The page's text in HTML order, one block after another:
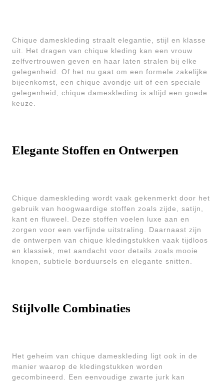
Chique dameskleding straalt elegantie, stijl en klasse
uit. Het dragen van chique kleding kan een vrouw
zelfvertrouwen geven en haar laten stralen bij elke
gelegenheid. Of het nu gaat om een formele zakelijke
bijeenkomst, een chique avondje uit of een speciale
gelegenheid, chique dameskleding is altijd een goede
keuze.
Elegante Stoffen en Ontwerpen
Chique dameskleding wordt vaak gekenmerkt door het
gebruik van hoogwaardige stoffen zoals zijde, satijn,
kant en fluweel. Deze stoffen voelen luxe aan en
zorgen voor een verfijnde uitstraling. Daarnaast zijn
de ontwerpen van chique kledingstukken vaak tijdloos
en klassiek, met aandacht voor details zoals mooie
knopen, subtiele borduursels en elegante snitten.
Stijlvolle Combinaties
Het geheim van chique dameskleding ligt ook in de
manier waarop de kledingstukken worden
gecombineerd. Een eenvoudige zwarte jurk kan